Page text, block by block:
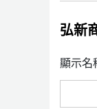
弘新
顯示名